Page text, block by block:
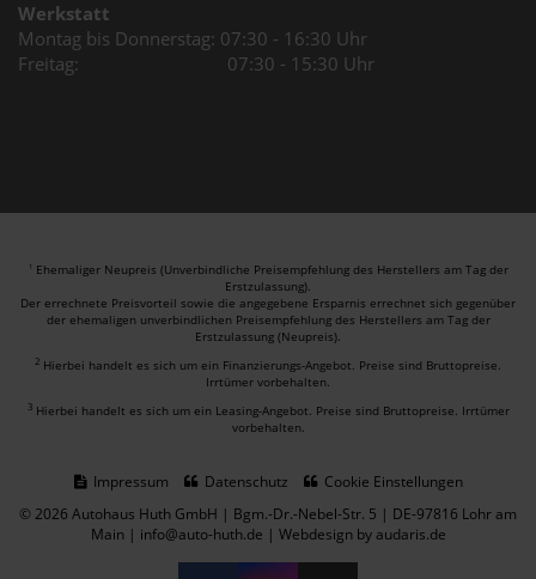
Werkstatt
Montag bis Donnerstag: 07:30 - 16:30 Uhr
Freitag: 07:30 - 15:30 Uhr
1 Ehemaliger Neupreis (Unverbindliche Preisempfehlung des Herstellers am Tag der
Erstzulassung).
Der errechnete Preisvorteil sowie die angegebene Ersparnis errechnet sich gegenüber
der ehemaligen unverbindlichen Preisempfehlung des Herstellers am Tag der
Erstzulassung (Neupreis).
2 Hierbei handelt es sich um ein Finanzierungs-Angebot. Preise sind Bruttopreise.
Irrtümer vorbehalten.
3 Hierbei handelt es sich um ein Leasing-Angebot. Preise sind Bruttopreise. Irrtümer
vorbehalten.
Impressum Datenschutz
Cookie Einstellungen
© 2026 Autohaus Huth GmbH | Bgm.-Dr.-Nebel-Str. 5 | DE-97816 Lohr am
Main | info@auto-huth.de | Webdesign by audaris.de